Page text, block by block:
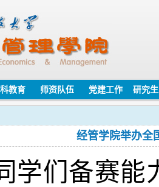
教育 师资队伍 党建工作 研究
经管学院举办全
学们备赛